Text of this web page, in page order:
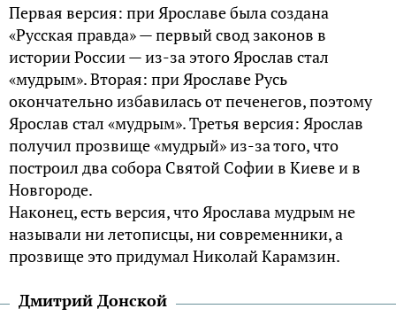
Первая версия: при Ярославе была создана
«Русская правда» — первый свод законов в
истории России — из-за этого Ярослав стал
«мудрым». Вторая: при Ярославе Русь
окончательно избавилась от печенегов, поэтому
Ярослав стал «мудрым». Третья версия: Ярослав
получил прозвище «мудрый» из-за того, что
построил два собора Святой Софии в Киеве и в
Новгороде.
Наконец, есть версия, что Ярослава мудрым не
называли ни летописцы, ни современники, а
прозвище это придумал Николай Карамзин.
Дмитрий Донской